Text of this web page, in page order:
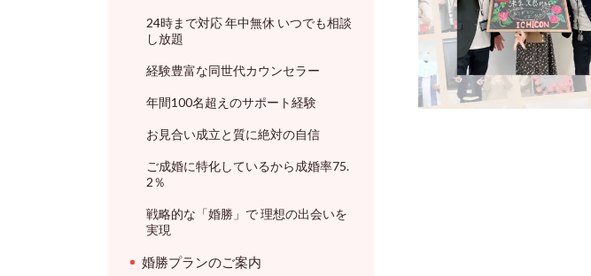
24時まで対応 年中無休 いつでも相談
し放題
経験豊富な同世代カウンセラー
年間100名超えのサポート経験
お見合い成立と質に絶対の自信
ご成婚に特化しているから成婚率75.
2％
戦略的な「婚勝」で 理想の出会いを
実現
婚勝プランのご案内